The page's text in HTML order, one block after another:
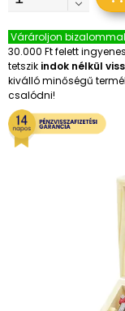
Várároljon
30.000 Ft felett
tetszik indok nélkül
kiválló minőségű
csalódni!